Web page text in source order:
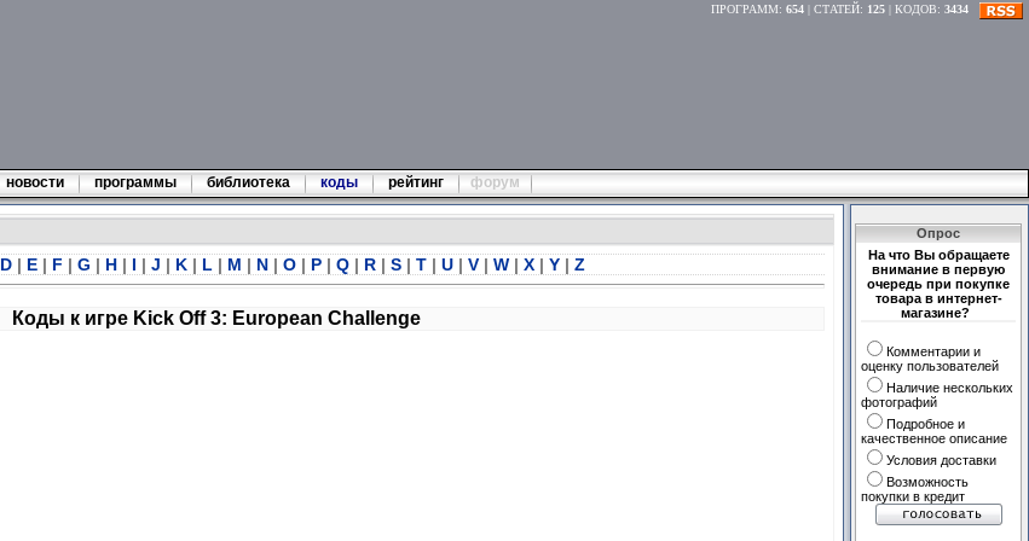
ПРОГРАММ: 654 | СТАТЕЙ: 125 | КОДОВ: 3434
новости программы библиотека коды рейтинг форум
D | E | F | G | H | I | J | K | L | M | N | O | P | Q | R | S | T | U | V | W | X | Y | Z
Коды к игре Kick Off 3: European Challenge
Опрос
На что Вы обращаете
внимание в первую
очередь при покупке
товара в интернет-
магазине?
Комментарии и
оценку пользователей
Наличие нескольких
фотографий
Подробное и
качественное описание
Условия доставки
Возможность
покупки в кредит